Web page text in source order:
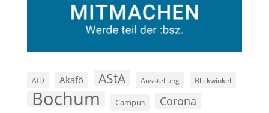
AfD Akafö AStA Ausstellung Blickwinkel
Bochum Campus Corona